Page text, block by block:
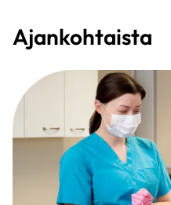
Ajankohtaista